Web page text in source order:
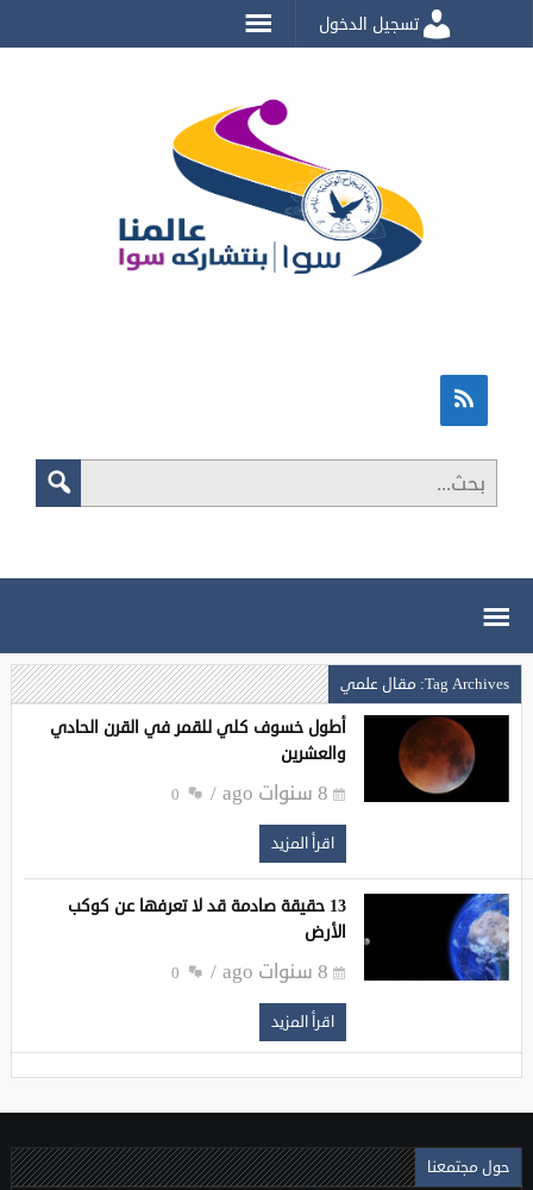
تسجيل الدخول
Tag Archives: مقال علمي
أطول خسوف كلي للقمر في القرن الحادي
والعشرين
8 سنوات ago 0
اقرأ المزيد
‏13 حقيقة صادمة قد لا تعرفها عن كوكب
الأرض
8 سنوات ago 0
اقرأ المزيد
حول مجتمعنا